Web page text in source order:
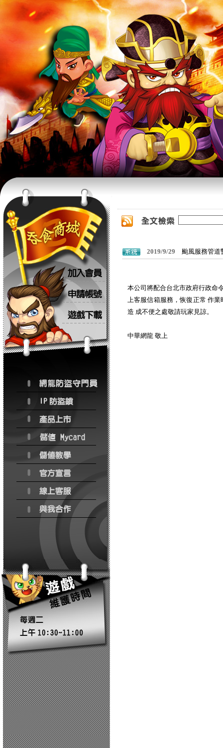
2019/9/29 颱風服務管道
本公司將配合台北市政府行政命
上客服信箱服務，恢復正常 作
造 成不便之處敬請玩家見諒。
中華網龍 敬上